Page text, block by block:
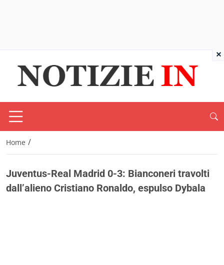
Home /
Juventus-Real Madrid 0-3: Bianconeri travolti
dall’alieno Cristiano Ronaldo, espulso Dybala
×